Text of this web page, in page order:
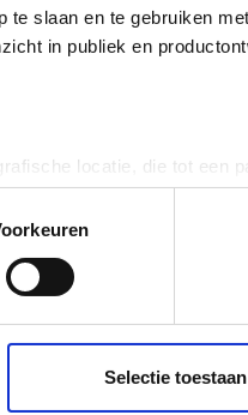
te slaan en te gebruiken
in publiek en
locatie, die tot een
te scannen op
worden verwerkt en
in de
we informatie over uw
kunnen dezeSelectie toestaan